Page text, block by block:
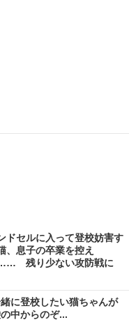
ドセルに入って登校妨害す
、息子の卒業を控え
残り少ない攻防戦に
に登校したい猫ちゃんが
中からのぞ...